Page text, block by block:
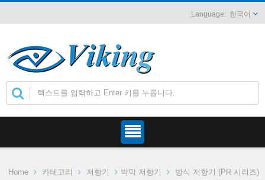
한국어
Home 카테고리 저항기 박막 저항기 방식 저항기 (PR 시리즈)